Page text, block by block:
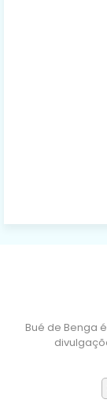
Bué de Benga